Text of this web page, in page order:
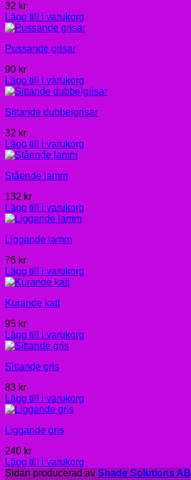
32 kr
Lägg till i varukorg
Pussande grisar
90 kr
Lägg till i varukorg
Sittande dubbelgrisar
32 kr
Lägg till i varukorg
Stående lamm
132 kr
Lägg till i varukorg
Liggande lamm
76 kr
Lägg till i varukorg
Kurande katt
95 kr
Lägg till i varukorg
Sittande gris
83 kr
Lägg till i varukorg
Liggande gris
240 kr
Lägg till i varukorg
Sidan producerad av Shade Solutions AB